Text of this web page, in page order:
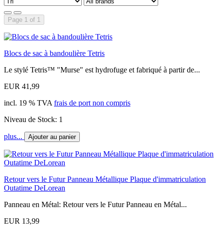
Page 1 of 1
Blocs de sac à bandoulière Tetris
Le stylé Tetris™ "Murse" est hydrofuge et fabriqué à partir de...
EUR 41,99
incl. 19 % TVA frais de port non compris
Niveau de Stock: 1
plus... Ajouter au panier
Retour vers le Futur Panneau Métallique Plaque d'immatriculation
Outatime DeLorean
Panneau en Métal: Retour vers le Futur Panneau en Métal...
EUR 13,99